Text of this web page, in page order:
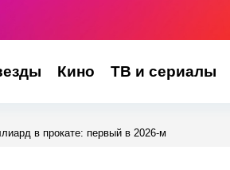
Кино ТВ и сериалы
в прокате: первый в 2026-м